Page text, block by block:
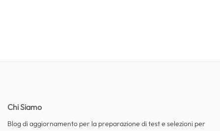
Chi Siamo
Blog di aggiornamento per la preparazione di test e selezioni per